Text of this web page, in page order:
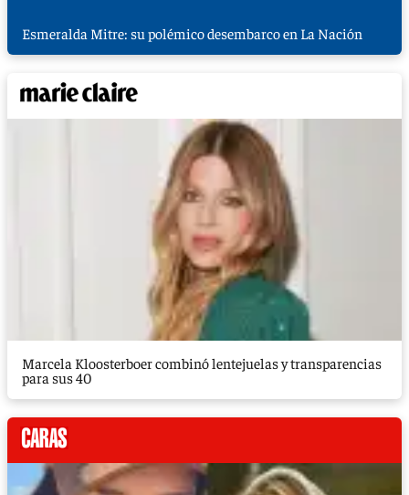
Esmeralda Mitre: su polémico desembarco en La Nación
Marcela Kloosterboer combinó lentejuelas y transparencias
para sus 40